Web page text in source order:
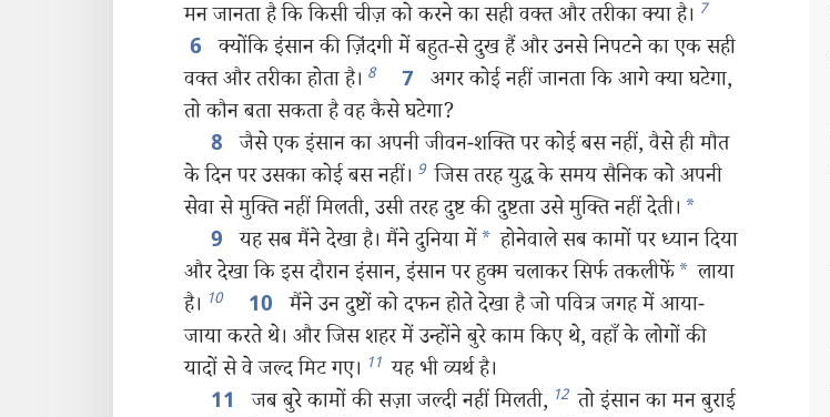
मन जानता है कि किसी चीज़ को करने का सही वक्‍त और तरीका क्या है। 7
6 क्योंकि इंसान की ज़िंदगी में बहुत-से दुख हैं और उनसे निपटने का एक सही
वक्‍त और तरीका होता है। 8 7
अगर कोई नहीं जानता कि आगे क्या घटेगा,
तो कौन बता सकता है वह कैसे घटेगा?
8 जैसे एक इंसान का अपनी जीवन-शक्‍ति पर कोई बस नहीं, वैसे ही मौत
के दिन पर उसका कोई बस नहीं। 9 जिस तरह युद्ध के समय सैनिक को अपनी
सेवा से मुक्‍ति नहीं मिलती, उसी तरह दुष्ट की दुष्टता उसे मुक्‍ति नहीं देती। *
9 यह सब मैंने देखा है। मैंने दुनिया में* होनेवाले सब कामों पर ध्यान दिया
और देखा कि इस दौरान इंसान, इंसान पर हुक्म चलाकर सिर्फ तकलीफें* लाया
है। 10 10 मैंने उन दुष्टों को दफन होते देखा है जो पवित्र जगह में आया-
जाया करते थे। और जिस शहर में उन्होंने बुरे काम किए थे, वहाँ के लोगों की
यादों से वे जल्द मिट गए। 11 यह भी व्यर्थ है।
11 जब बुरे कामों की सज़ा जल्दी नहीं मिलती, 12 तो इंसान का मन बुराई